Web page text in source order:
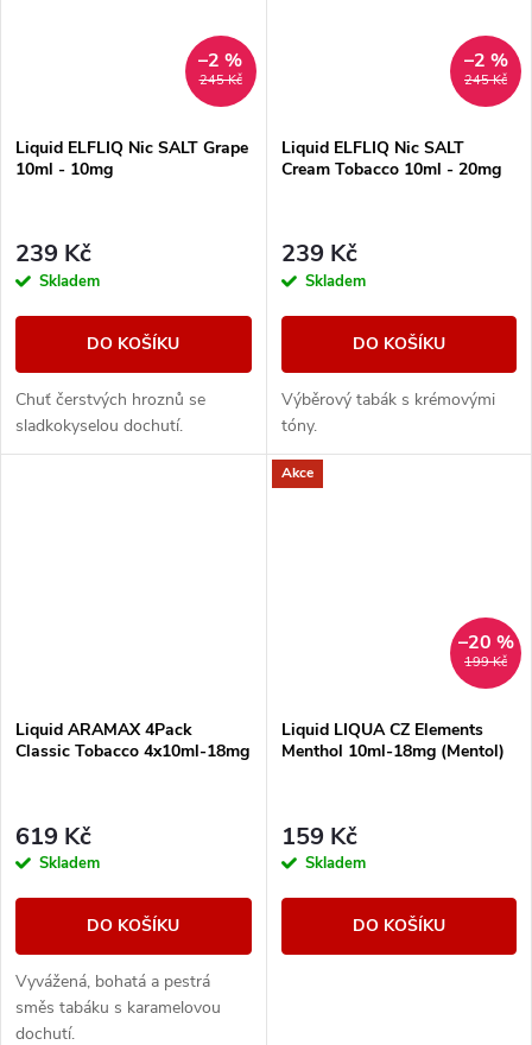
245 Kč
–2 %
Liquid ELFLIQ Nic SALT Grape
10ml - 10mg
239 Kč
Skladem
DO KOŠÍKU
Chuť čerstvých hroznů se
sladkokyselou dochutí.
245 Kč
–2 %
Liquid ELFLIQ Nic SALT
Cream Tobacco 10ml - 20mg
239 Kč
Skladem
DO KOŠÍKU
Výběrový tabák s krémovými
tóny.
Liquid ARAMAX 4Pack
Classic Tobacco 4x10ml-18mg
619 Kč
Skladem
DO KOŠÍKU
Vyvážená, bohatá a pestrá
směs tabáku s karamelovou
dochutí.
Akce
199 Kč
–20 %
Liquid LIQUA CZ Elements
Menthol 10ml-18mg (Mentol)
159 Kč
Skladem
DO KOŠÍKU